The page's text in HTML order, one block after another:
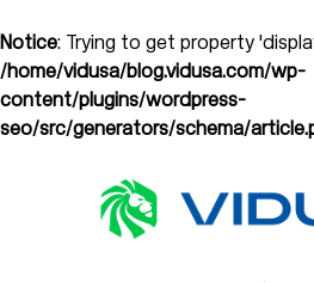
Notice: Trying to get property
/home/vidusa/blog.vidusa.com/wp-
content/plugins/wordpress-
seo/src/generators/schema/